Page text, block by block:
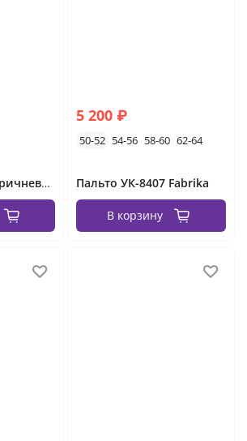
Пальто 22-19-Коричневый Minova
5 200 ₽
50-52 54-56 58-60 62-64
Пальто УК-8407 Fabrika
В корзину